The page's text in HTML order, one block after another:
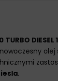
TURBO DIESEL
olej
.